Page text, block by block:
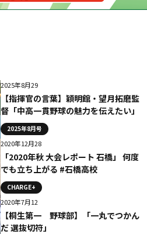
2025年8月29
【指揮官の言葉】穎明館・望月拓磨監
督「中高一貫野球の魅力を伝えたい」
2025年8月号
2020年12月28
「2020年秋 大会レポート 石橋」 何度
でも立ち上がる #石橋高校
CHARGE+
2020年7月12
【桐生第一 野球部】「一丸でつかん
だ 選抜切符」